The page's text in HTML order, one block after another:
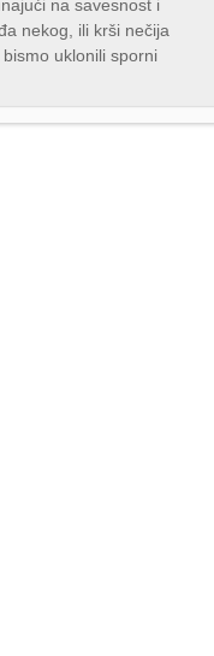
na savesnost i
nekog, ili krši nečija
uklonili sporni